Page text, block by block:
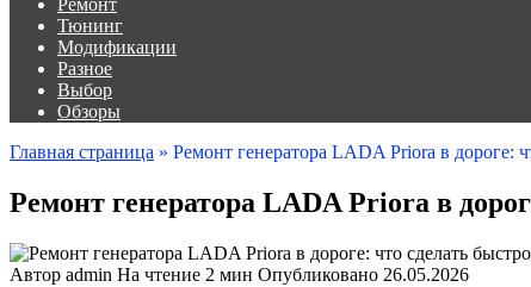
Ремонт
Тюнинг
Модификации
Разное
Выбор
Обзоры
Главная страница » Ремонт генератора LADA Priora в дороге:
Ремонт генератора LADA Priora в
Автор admin На чтение 2 мин Опубликовано 26.05.2026